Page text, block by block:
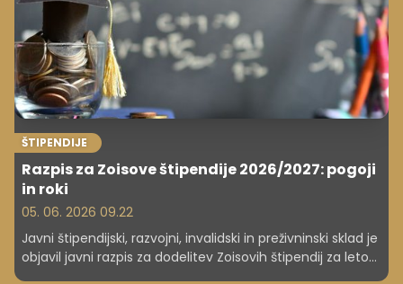
ŠTIPENDIJE
Razpis za Zoisove štipendije 2026/2027: pogoji
in roki
05. 06. 2026 09.22
Javni štipendijski, razvojni, invalidski in preživninski sklad je
objavil javni razpis za dodelitev Zoisovih štipendij za leto